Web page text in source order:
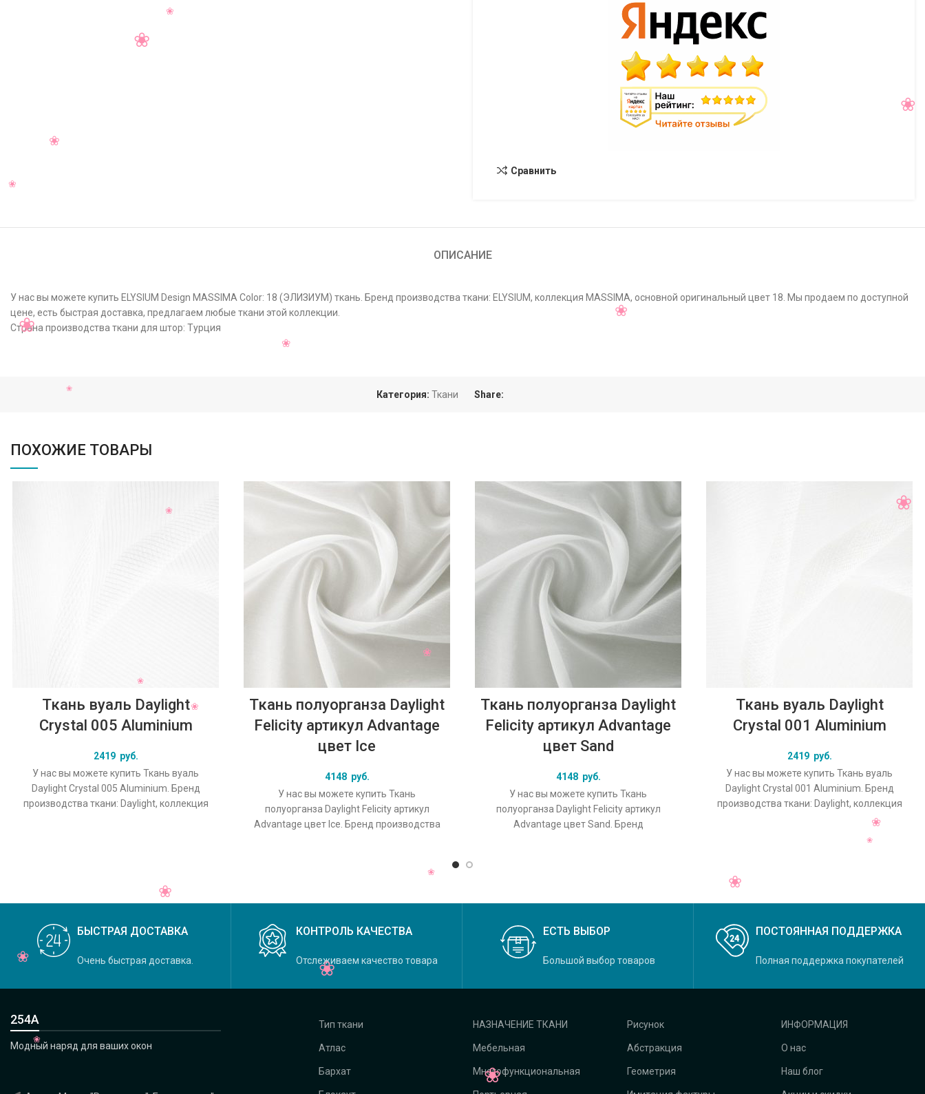
Сравнить
ОПИСАНИЕ
У нас вы можете купить ELYSIUM Design MASSIMA Color: 18 (ЭЛИЗИУМ) ткань. Бренд производства ткани: ELYSIUM, коллекция MASSIMA, основной оригинальный цвет 18. Мы продаем по доступной
цене, есть быстрая доставка, предлагаем любые ткани этой коллекции.
Страна производства ткани для штор: Турция
Категория: Ткани Share:
ПОХОЖИЕ ТОВАРЫ
Ткань вуаль Daylight
Crystal 005 Aluminium
2419 руб.
У нас вы можете купить Ткань вуаль
Daylight Crystal 005 Aluminium. Бренд
производства ткани: Daylight, коллекция
Ткань полуорганза Daylight
Felicity артикул Advantage
цвет Ice
4148 руб.
У нас вы можете купить Ткань
полуорганза Daylight Felicity артикул
Advantage цвет Ice. Бренд производства
Ткань полуорганза Daylight
Felicity артикул Advantage
цвет Sand
4148 руб.
У нас вы можете купить Ткань
полуорганза Daylight Felicity артикул
Advantage цвет Sand. Бренд
Ткань вуаль Daylight
Crystal 001 Aluminium
2419 руб.
У нас вы можете купить Ткань вуаль
Daylight Crystal 001 Aluminium. Бренд
производства ткани: Daylight, коллекция
Crystal, основной оригинальный цвет
БЫСТРАЯ ДОСТАВКА
Очень быстрая доставка.
КОНТРОЛЬ КАЧЕСТВА
Отслеживаем качество товара
ЕСТЬ ВЫБОР
Большой выбор товаров
ПОСТОЯННАЯ ПОДДЕРЖКА
Полная поддержка покупателей
254А
Модный наряд для ваших окон
Тип ткани
Атлас
Бархат
НАЗНАЧЕНИЕ ТКАНИ
Мебельная
Многофункциональная
Рисунок
Абстракция
Геометрия
ИНФОРМАЦИЯ
О нас
Наш блог